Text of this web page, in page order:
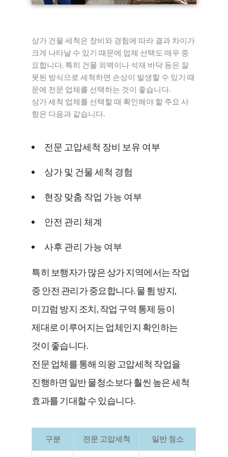
상가 건물 세척은 장비와 경험에 따라 결과 차이가
크게 나타날 수 있기 때문에 업체 선택도 매우 중
요합니다. 특히 건물 외벽이나 석재 바닥 등은 잘
못된 방식으로 세척하면 손상이 발생할 수 있기 때
문에 전문 업체를 선택하는 것이 좋습니다.
상가 세척 업체를 선택할 때 확인해야 할 주요 사
항은 다음과 같습니다.
전문 고압세척 장비 보유 여부
상가 및 건물 세척 경험
현장 맞춤 작업 가능 여부
안전 관리 체계
사후 관리 가능 여부
특히 보행자가 많은 상가 지역에서는 작업
중 안전 관리가 중요합니다. 물 튐 방지,
미끄럼 방지 조치, 작업 구역 통제 등이
제대로 이루어지는 업체인지 확인하는
것이 좋습니다.
전문 업체를 통해 의왕 고압세척 작업을
진행하면 일반 물청소보다 훨씬 높은 세척
효과를 기대할 수 있습니다.
구분 전문 고압세척 일반 청소